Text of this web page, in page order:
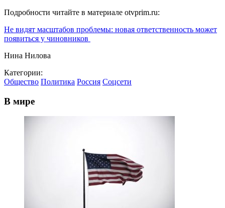
Подробности читайте в материале otvprim.ru:
Не видят масштабов проблемы: новая ответственность может
появиться у чиновников
Нина Нилова
Категории:
Общество Политика Россия Соцсети
В мире